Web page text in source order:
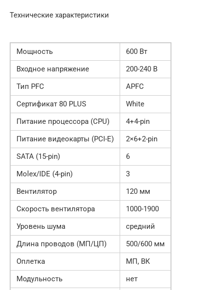
Технические характеристики
Мощность
600 Вт
Входное напряжение
200-240 В
Тип PFC
APFC
Сертификат 80 PLUS
White
Питание процессора (CPU)
4+4-pin
Питание видеокарты (PCI-E)
2×6+2-pin
SATA (15-pin)
6
Molex/IDE (4-pin)
3
Вентилятор
120 мм
Скорость вентилятора
1000-1900
Уровень шума
средний
Длина проводов (МП/ЦП)
500/600 мм
Оплетка
МП, ВК
Модульность
нет